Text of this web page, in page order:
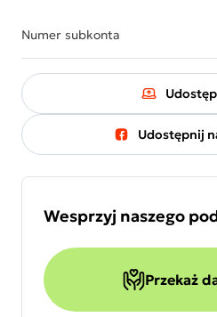
Numer subkonta
Udostępnij
Wesprzyj naszego
Przekaż